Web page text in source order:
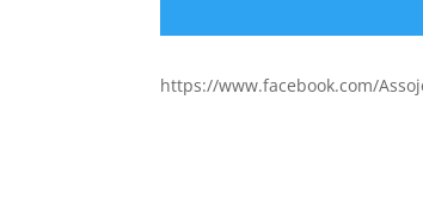
https://www.facebook.com/